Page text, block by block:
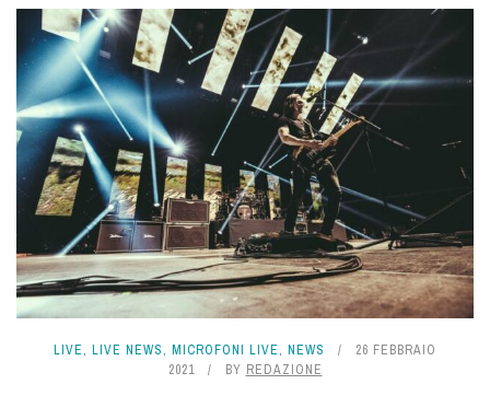
LIVE, LIVE NEWS, MICROFONI LIVE, NEWS
26 FEBBRAIO
2021
BY REDAZIONE